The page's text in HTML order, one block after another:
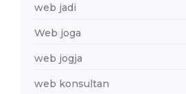
web jadi
Web joga
web jogja
web konsultan